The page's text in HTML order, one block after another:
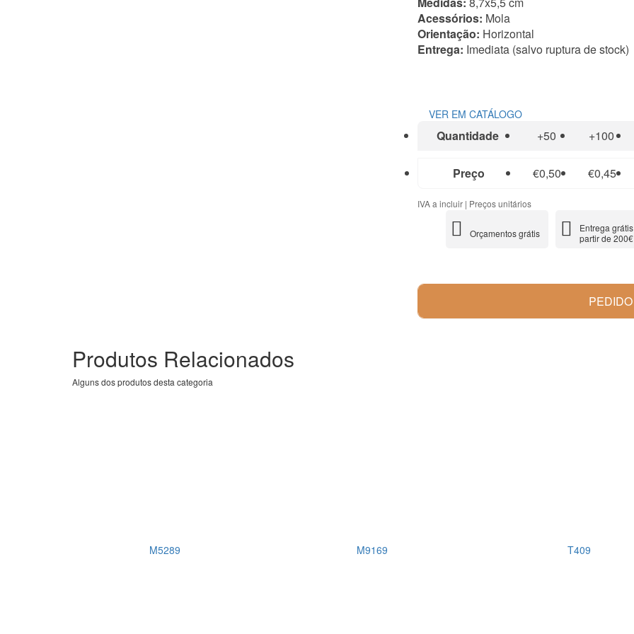
Acessórios: Mola
Orientação: Horizontal
Entrega: Imediata (salvo ruptura de stock)
VER EM CATÁLOGO
Quantidade +50 +100
Preço €0,50 €0,45
IVA a incluir | Preços unitários
Orçamentos grátis
Entrega
partir de 200€
Produtos Relacionados
Alguns dos produtos desta categoria
M5289 M9169 T409